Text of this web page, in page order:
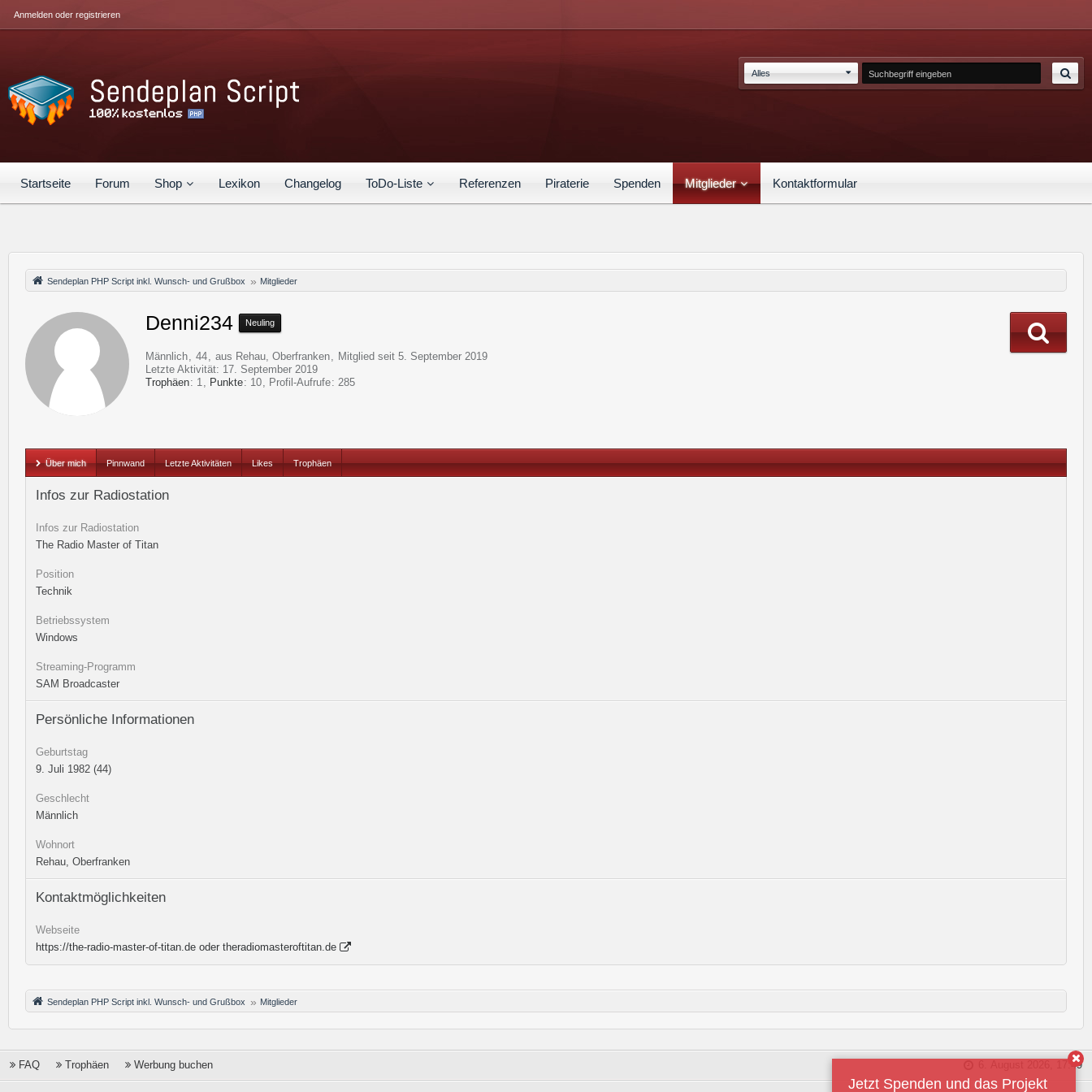
Startseite Forum Shop Lexikon Changelog ToDo-Liste Referenzen Piraterie Spenden Mitglieder Kontaktformular
Anmelden oder registrieren
Alles
Sendeplan PHP Script inkl. Wunsch- und Grußbox Mitglieder
Denni234 Neuling
Männlich 44 aus Rehau, Oberfranken
Mitglied seit 5. September 2019
Letzte Aktivität: 17. September 2019
Trophäen
1 Punkte 10 Profil-Aufrufe 285
Über mich Pinnwand Letzte Aktivitäten Likes Trophäen
Infos zur Radiostation
Infos zur Radiostation
The Radio Master of Titan
Position
Technik
Betriebssystem
Windows
Streaming-Programm
SAM Broadcaster
Persönliche Informationen
Geburtstag
9. Juli 1982 (44)
Geschlecht
Männlich
Wohnort
Rehau, Oberfranken
Kontaktmöglichkeiten
Webseite
https://the-radio-master-of-titan.de oder theradiomasteroftitan.de
Sendeplan PHP Script inkl. Wunsch- und Grußbox Mitglieder
6. August 2026, 17:49
FAQ Trophäen Werbung buchen
Jetzt Spenden und das Projekt